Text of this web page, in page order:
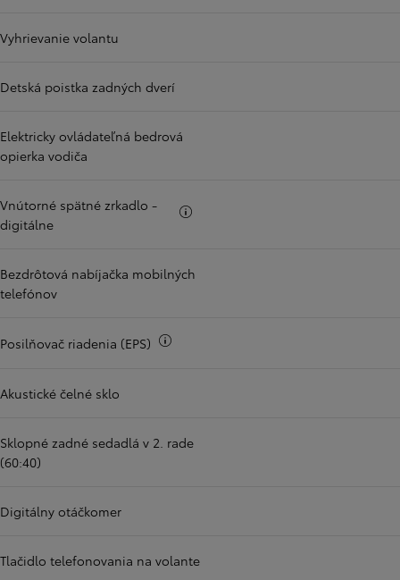
Vyhrievanie volantu
Detská poistka zadných dverí
Elektricky ovládateľná bedrová
opierka vodiča
Vnútorné spätné zrkadlo -
digitálne
Bezdrôtová nabíjačka mobilných
telefónov
Posilňovač riadenia (EPS)
Akustické čelné sklo
Sklopné zadné sedadlá v 2. rade
(60:40)
Digitálny otáčkomer
Tlačidlo telefonovania na volante